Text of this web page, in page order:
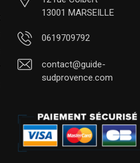
13001 MARSEILLE
0619709792
contact@guide-
sudprovence.com